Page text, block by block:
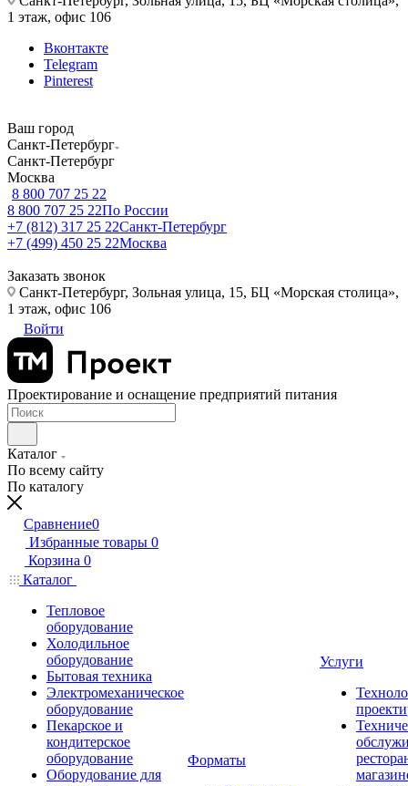
1 этаж, офис 106
Вконтакте
Telegram
Pinterest
Ваш город
Санкт-Петербург
Санкт-Петербург
Москва
8 800 707 25 22
8 800 707 25 22По России
+7 (812) 317 25 22Санкт-Петербург
+7 (499) 450 25 22Москва
Заказать звонок
Санкт-Петербург, Зольная улица, 15, БЦ «Морская столица»,
1 этаж, офис 106
Войти
Проектирование и оснащение предприятий питания
Каталог
По всему сайту
По каталогу
Сравнение0
Избранные товары 0
Корзина 0
Каталог
Тепловое
оборудование
Холодильное
оборудование
Бытовая техника
Электромеханическое
оборудование
Пекарское и
кондитерское
оборудование
Оборудование для
Форматы
Услуги